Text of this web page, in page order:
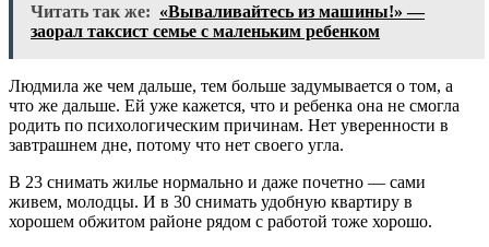
Читать так же: «Вываливайтесь из машины!» —
заорал таксист семье с маленьким ребенком
Людмила же чем дальше, тем больше задумывается о том, а
что же дальше. Ей уже кажется, что и ребенка она не смогла
родить по психологическим причинам. Нет уверенности в
завтрашнем дне, потому что нет своего угла.
В 23 снимать жилье нормально и даже почетно — сами
живем, молодцы. И в 30 снимать удобную квартиру в
хорошем обжитом районе рядом с работой тоже хорошо.